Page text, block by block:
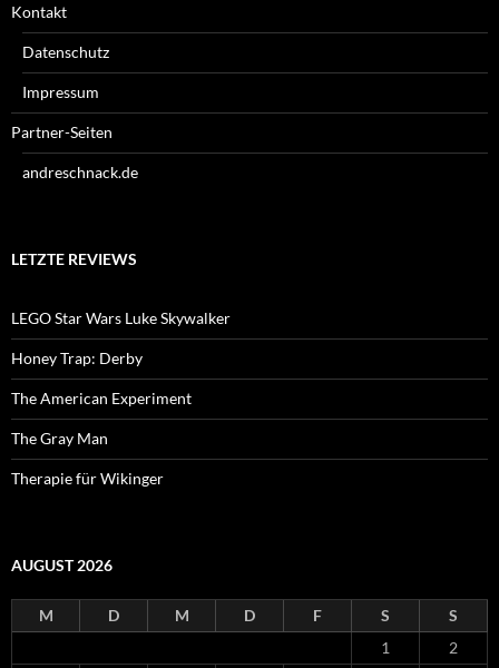
Kontakt
Datenschutz
Impressum
Partner-Seiten
andreschnack.de
LETZTE REVIEWS
LEGO Star Wars Luke Skywalker
Honey Trap: Derby
The American Experiment
The Gray Man
Therapie für Wikinger
AUGUST 2026
M D M D F S
S
1
2